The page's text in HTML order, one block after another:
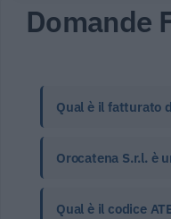
Domande
Qual è il fatturato
Orocatena S.r.l. è
Qual è il codice